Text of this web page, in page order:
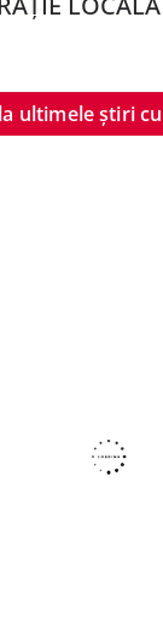
ultimele știri